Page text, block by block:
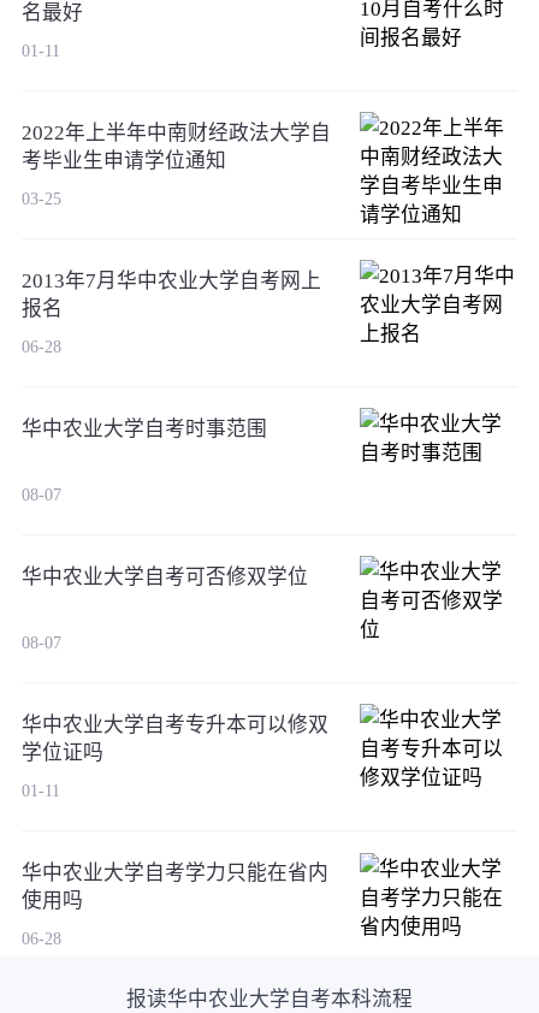
名最好
01-11
2022年上半年中南财经政法大学自
考毕业生申请学位通知
03-25
2013年7月华中农业大学自考网上
报名
06-28
华中农业大学自考时事范围
08-07
华中农业大学自考可否修双学位
08-07
华中农业大学自考专升本可以修双
学位证吗
01-11
华中农业大学自考学力只能在省内
使用吗
06-28
报读华中农业大学自考本科流程